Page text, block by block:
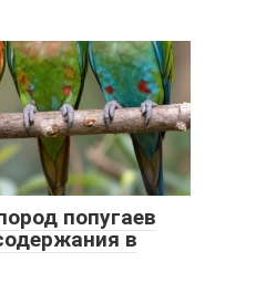
попугаев
в